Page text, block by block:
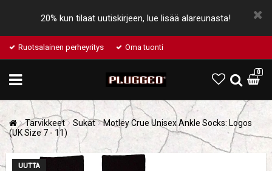
20% kun tilaat uutiskirjeen, lue lisää alareunasta!
Ruotsalainen perheyritys Oma tuonti
0
Tarvikkeet Sukat
Motley Crue Unisex Ankle Socks: Logos
(UK Size 7 - 11)
UUTTA